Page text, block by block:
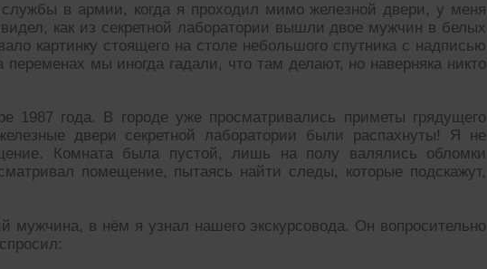
в армии, когда я проходил мимо железной двери, у меня
как из секретной лаборатории вышли двое мужчин в белых
картинку стоящего на столе небольшого спутника с надписью
мы иногда гадали, что там делают, но наверняка никто
1987 года. В городе уже просматривались приметы грядущего
двери секретной лаборатории были распахнуты! Я не
Комната была пустой, лишь на полу валялись обломки
помещение, пытаясь найти следы, которые подскажут,
в нём я узнал нашего экскурсовода. Он вопросительно